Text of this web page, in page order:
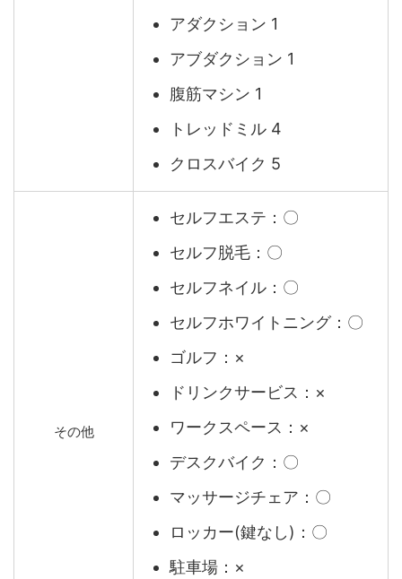
アダクション 1
アブダクション 1
腹筋マシン 1
トレッドミル 4
クロスバイク 5
その他
セルフエステ：〇
セルフ脱毛：〇
セルフネイル：〇
セルフホワイトニング：〇
ゴルフ：×
ドリンクサービス：×
ワークスペース：×
デスクバイク：〇
マッサージチェア：〇
ロッカー(鍵なし)：〇
駐車場：×